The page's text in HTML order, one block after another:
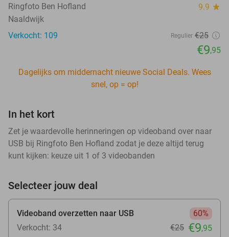
Ringfoto Ben Hofland 9.9 star
Naaldwijk
Verkocht: 109
Regulier €25
€9,95
Dagelijks om middernacht nieuwe Social Deals. Wees
snel, op = op!
In het kort
Zet je waardevolle herinneringen op videoband over naar
USB bij Ringfoto Ben Hofland zodat je deze altijd terug
kunt kijken: keuze uit 1 of 3 videobanden
Selecteer jouw deal
Videoband overzetten naar USB
60%
Verkocht: 34
€25 €9,95